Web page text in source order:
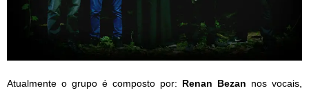
Atualmente o grupo é composto por: Renan Bezan nos vocais,